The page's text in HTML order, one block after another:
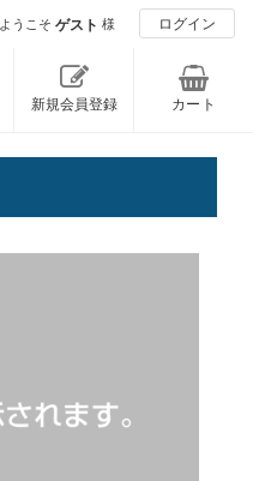
ようこそ ゲスト 様 ログイン
新規会員登録 カート